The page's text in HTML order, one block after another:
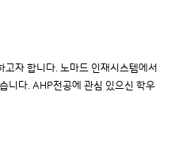
자 합니다. 노마드 인재시스템에서
니다. AHP전공에 관심 있으신 학우